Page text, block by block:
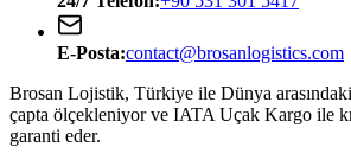
E-Posta:contact@brosanlogistics.com
Brosan Lojistik, Türkiye ile Dünya
çapta ölçekleniyor ve IATA Uçak Kargo ile
garanti eder.